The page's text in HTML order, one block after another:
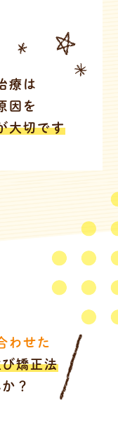
療は
因を
大切です
わせた
矯正法
？